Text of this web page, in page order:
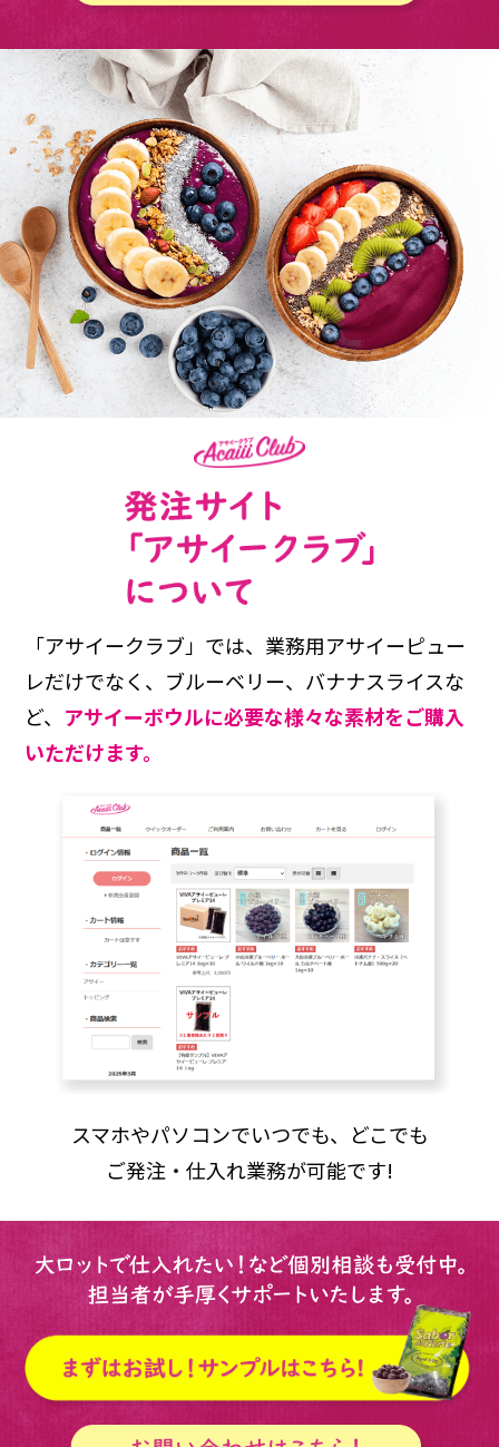
「アサイークラブ」では、 業務用アサイーピュー
レだけでなく、 ブルーベリー、バナナスライスな
ど、 アサイーボウルに必要な様々な素材をご購入
いただけます。
スマホやパソコンでいつでも、どこでも
ご発注・仕入れ業務が可能です!